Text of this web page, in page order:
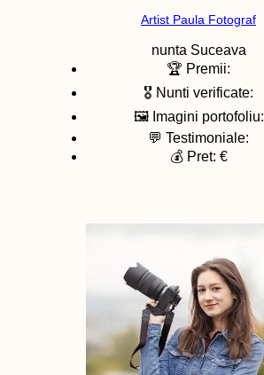
Artist Paula Fotograf
nunta Suceava
🏆 Premii:
🎖️ Nunti verificate:
🖼️ Imagini portofoliu:
💬 Testimoniale:
💰 Pret: €